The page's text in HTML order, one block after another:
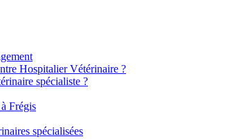
Hospitalier Vétérinaire ?
spécialiste ?
Frégis
spécialisées